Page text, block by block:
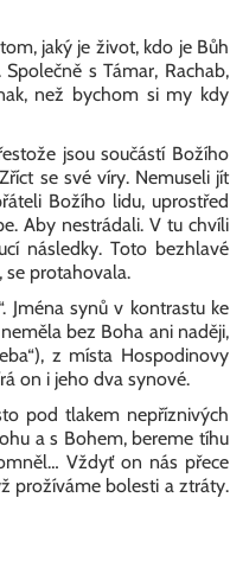
jaký je život, kdo je Bůh
s Támar, Rachab,
než bychom si my kdy
jsou součástí Božího
se své víry. Nemuseli jít
Božího lidu, uprostřed
Aby nestrádali. V tu chvíli
následky. Toto bezhlavé
se protahovala.
Jména synů v kontrastu ke
bez Boha ani naději,
z místa Hospodinovy
on i jeho dva synové.
pod tlakem nepříznivých
a s Bohem, bereme tíhu
Vždyť on nás přece
prožíváme bolesti a ztráty.